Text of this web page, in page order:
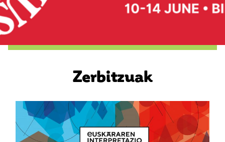
Zerbitzuak